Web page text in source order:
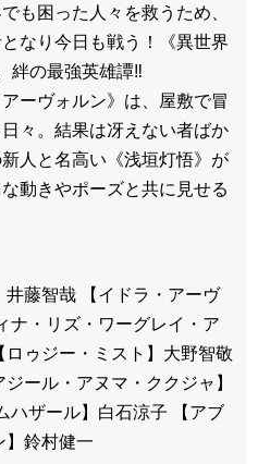
も困った人々を救うため、
なり今日も戦う！《異世界
絆の最強英雄譚‼
ーヴォルン》は、屋敷で冒
々。結果は冴えない者ばか
人と名高い《浅垣灯悟》が
動きやポーズと共に見せる
井藤智哉 【イドラ・アーヴ
ナ・リズ・ワーグレイ・ア
ゥジー・ミスト】大野智敬
ール・アヌマ・ククジャ】
ハザール】白石涼子 【アブ
】鈴村健一